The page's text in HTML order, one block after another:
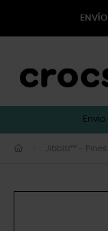
Envio
Jibbitz™ - Pines